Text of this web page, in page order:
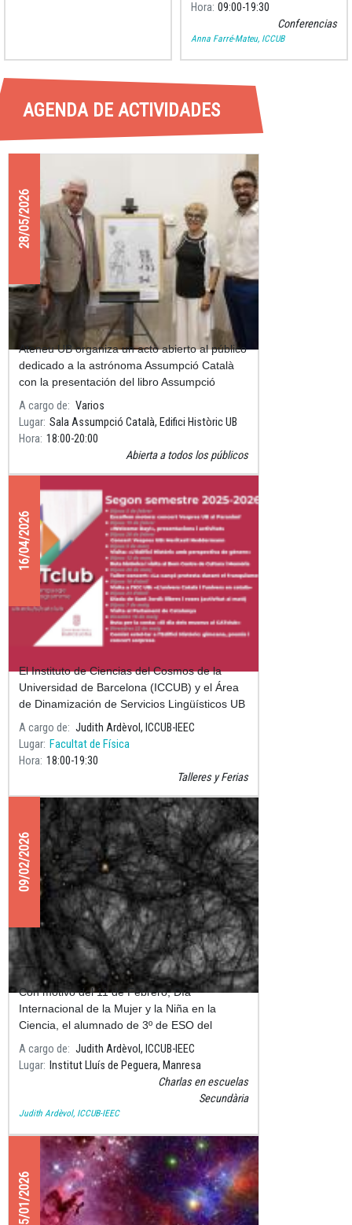
Hora 09:00 19:30
Conferencias
Anna Farré-Mateu, ICCUB
AGENDA DE ACTIVIDADES
28/05/2026
Acto de Ateneu UB sobre Assumpció
Català y presentación del dibujo de
Pilarín Bayés dedicado a la
astrónoma
Ateneu UB organiza un acto abierto al público
dedicado a la astrónoma Assumpció Català
con la presentación del libro Assumpció
Català, la mujer que amaba las estrellas, así
como del dibujo que Pila
A cargo de
Varios
Lugar Sala Assumpció Català, Edifici Històric UB
Hora 18:00 20:00
Abierta a todos los públicos
16/04/2026
Visita al ICCUB: "El universo Català y
el universo en catalán"
El Instituto de Ciencias del Cosmos de la
Universidad de Barcelona (ICCUB) y el Área
de Dinamización de Servicios Lingüísticos UB
organizan una actividad especial dirigida a los
estudiantes de movi
A cargo de
Judith Ardèvol, ICCUB-IEEC
Lugar Facultat de Física
Hora 18:00 19:30
Talleres y Ferias
09/02/2026
Todo un universo por descubrir
Con motivo del 11 de Febrero, Día
Internacional de la Mujer y la Niña en la
Ciencia, el alumnado de 3º de ESO del
Instituto Lluís de Peguera (Manresa) ha
participado en la charla “Todo un universo
A cargo de
Judith Ardèvol, ICCUB-IEEC
Lugar
Institut Lluís de Peguera, Manresa
Charlas en escuelas
Secundària
Judith Ardèvol, ICCUB-IEEC
15/01/2026